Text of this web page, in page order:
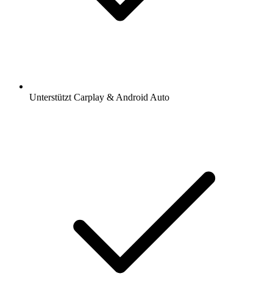
Unterstützt Carplay & Android Auto